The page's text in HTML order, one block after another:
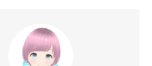
んにお届けすることも、私たちの使命の